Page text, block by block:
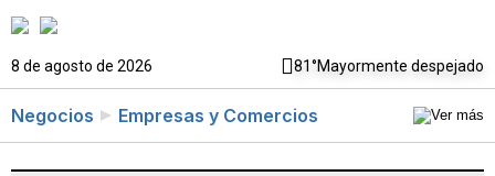
8 de agosto de 2026 81°Mayormente despejado
Negocios Empresas y Comercios